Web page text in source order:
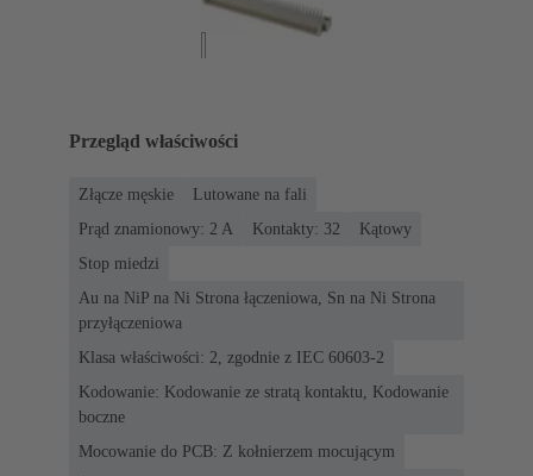
Przegląd właściwości
Złącze męskie
Lutowane na fali
Prąd znamionowy: ‌2 A
Kontakty: 32
Kątowy
Stop miedzi
Au na NiP na Ni Strona łączeniowa, Sn na Ni Strona
przyłączeniowa
Klasa właściwości: 2, zgodnie z IEC 60603-2
Kodowanie: Kodowanie ze stratą kontaktu, Kodowanie
boczne
Mocowanie do PCB: Z kołnierzem mocującym